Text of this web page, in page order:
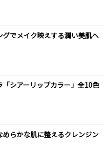
グでメイク映えする潤い美肌へ
「シアーリップカラー」全10色
めらかな肌に整えるクレンジン